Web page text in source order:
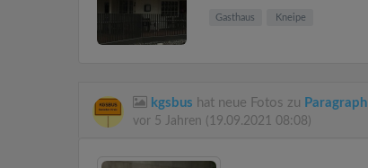
Gasthaus Kneipe
kgsbus hat neue Fotos zu Paragraph
vor 5 Jahren (19.09.2021 08:08)